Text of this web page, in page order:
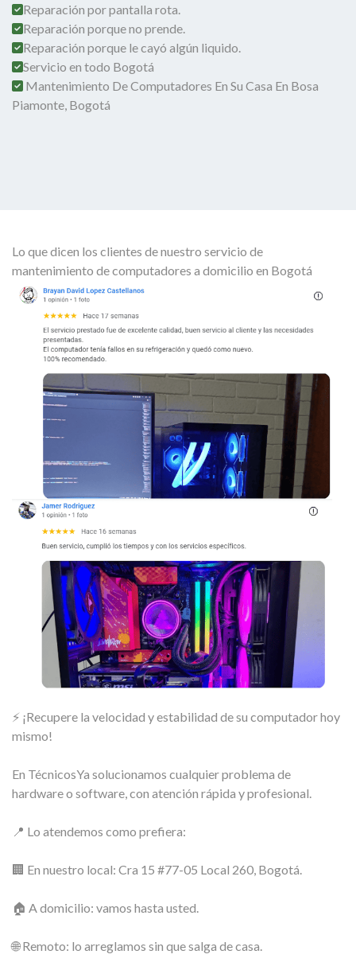
Reparación por pantalla rota.
Reparación porque no prende.
Reparación porque le cayó algún liquido.
Servicio en todo Bogotá
Mantenimiento De Computadores En Su Casa En Bosa
Piamonte, Bogotá
Lo que dicen los clientes de nuestro servicio de
mantenimiento de computadores a domicilio en Bogotá
⚡ ¡Recupere la velocidad y estabilidad de su computador hoy
mismo!
En TécnicosYa solucionamos cualquier problema de
hardware o software, con atención rápida y profesional.
📍 Lo atendemos como prefiera:
🏢 En nuestro local: Cra 15 #77-05 Local 260, Bogotá.
🏠 A domicilio: vamos hasta usted.
🌐 Remoto: lo arreglamos sin que salga de casa.